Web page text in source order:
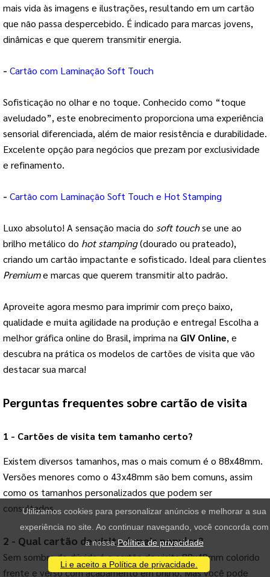
mais vida às imagens e ilustrações, resultando em um cartão
que não passa despercebido. É indicado para marcas jovens,
dinâmicas e que querem transmitir energia.
- Cartão com Laminação Soft Touch
Sofisticação no olhar e no toque. Conhecido como “toque
aveludado”, este enobrecimento proporciona uma experiência
sensorial diferenciada, além de maior resistência e durabilidade.
Excelente opção para negócios que prezam por exclusividade
e refinamento.
- Cartão com Laminação Soft Touch e Hot Stamping
Luxo absoluto! A sensação macia do soft touchse une ao
brilho metálico do hot stamping(dourado ou prateado),
criando um cartão impactante e sofisticado. Ideal para clientes
Premiume marcas que querem transmitir alto padrão.
Aproveite agora mesmo para imprimir com preço baixo,
qualidade e muita agilidade na produção e entrega! Escolha a
melhor gráfica online do Brasil, imprima na GIV Online, e
descubra na prática os modelos de cartões de visita que vão
destacar sua marca!
Perguntas frequentes sobre cartão de visita
1 - Cartões de visita tem tamanho certo?
Existem diversos tamanhos, mas o mais comum é o 88x48mm.
Versões menores como o 43x48mm são bem comuns, assim
como os tamanhos personalizados que podem ser
consultados.
2 - Qual cartão de visita é mais popular?
Sem sombra de dúvida é o cartão de visita 88x48mm colorido
frente e verso com acabamento em brilho. Mas você pode
Utilizamos cookies para personalizar anúncios e melhorar a sua
experiência no site. Ao continuar navegando, você concorda com
a nossaPolítica de privacidade
Li e aceito a Política de privacidade.